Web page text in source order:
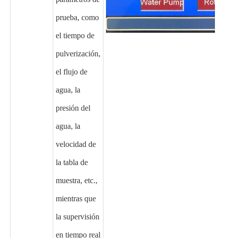
prueba, como
el tiempo de
pulverización,
el flujo de
agua, la
presión del
agua, la
velocidad de
la tabla de
muestra, etc.,
mientras que
la supervisión
en tiempo real